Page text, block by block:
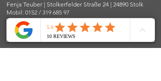
Fenja Teuber | Stolkerfelder Straße 24 | 24890 Stolk
Mobil: 0152 / 319 685 97
E-Mail:info@fenjasart.de|www.fenjasart.de